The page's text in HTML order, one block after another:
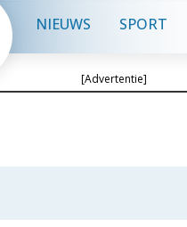
NIEUWS SPORT
[Advertentie]